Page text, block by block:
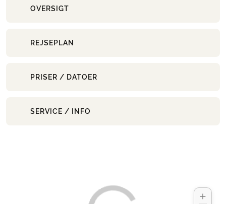
OVERSIGT
REJSEPLAN
PRISER / DATOER
SERVICE / INFO